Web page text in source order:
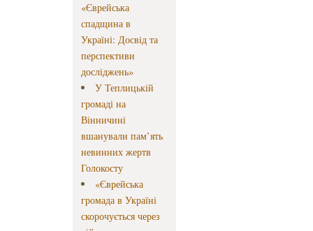
«Єврейська
спадщина в
Україні: Досвід та
перспективи
досліджень»
У Теплицькій
громаді на
Вінничині
вшанували пам’ять
невинних жертв
Голокосту
«Єврейська
громада в Україні
скорочується через